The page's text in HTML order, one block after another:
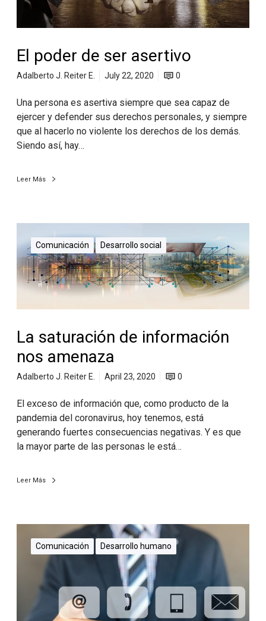
El poder de ser asertivo
Adalberto J. Reiter E. July 22, 2020 0
Una persona es asertiva siempre que sea capaz de
ejercer y defender sus derechos personales, y siempre
que al hacerlo no violente los derechos de los demás.
Siendo así, hay…
Leer Más
Comunicación Desarrollo social
La saturación de información
nos amenaza
Adalberto J. Reiter E. April 23, 2020 0
El exceso de información que, como producto de la
pandemia del coronavirus, hoy tenemos, está
generando fuertes consecuencias negativas. Y es que
la mayor parte de las personas le está…
Leer Más
Comunicación Desarrollo humano